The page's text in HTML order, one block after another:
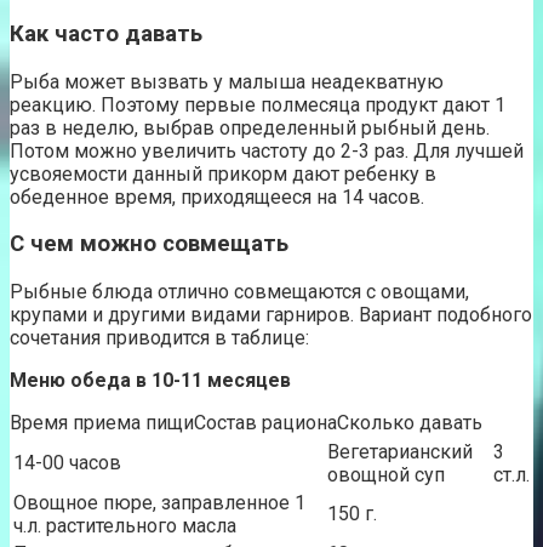
Как часто давать
Рыба может вызвать у малыша неадекватную
реакцию. Поэтому первые полмесяца продукт дают 1
раз в неделю, выбрав определенный рыбный день.
Потом можно увеличить частоту до 2-3 раз. Для лучшей
усвояемости данный прикорм дают ребенку в
обеденное время, приходящееся на 14 часов.
С чем можно совмещать
Рыбные блюда отлично совмещаются с овощами,
крупами и другими видами гарниров. Вариант подобного
сочетания приводится в таблице:
Меню обеда в 10-11 месяцев
Время приема пищиСостав рационаСколько давать
14-00 часов
Вегетарианский
овощной суп
3
ст.л.
Овощное пюре, заправленное 1
ч.л. растительного масла
150 г.